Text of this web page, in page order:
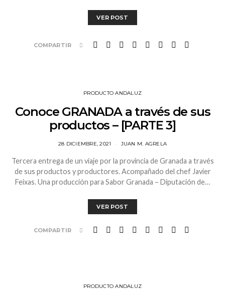
VER POST
COMPARTIR
PRODUCTO ANDALUZ
Conoce GRANADA a través de sus
productos – [PARTE 3]
28 DICIEMBRE, 2021 JUAN M. AGRELA
Tercera entrega de un viaje por la provincia de Granada a través
de sus productos y productores. Acompañado del chef Javier
Feixas. Una producción para Sabor Granada – Diputación de…
VER POST
COMPARTIR
PRODUCTO ANDALUZ